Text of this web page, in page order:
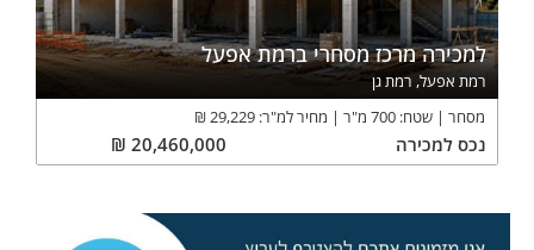
למכירה מרכז מסחרי ברמת אפעל
רמת אפעל, רמת גן
מסחר
שטח: 700 מ"ר מחיר למ"ר: 29,229
₪
נכס למכירה 20,460,000
₪